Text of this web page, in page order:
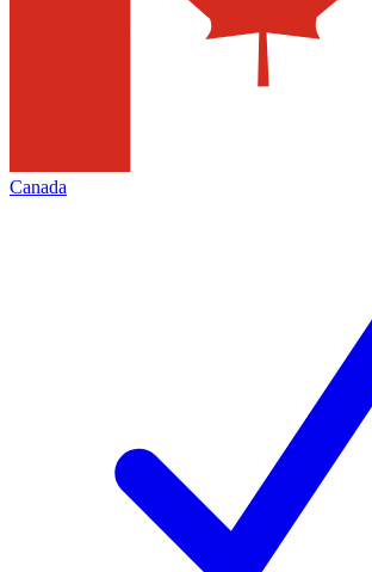
Canada